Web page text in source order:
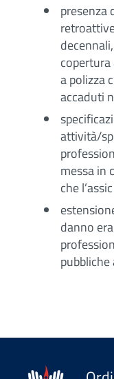
presenza
a polizza
accaduti
attività/
messa in
che
danno